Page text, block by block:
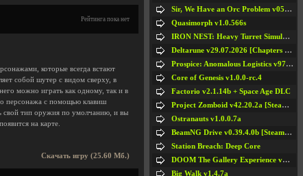
Рейтинга пока нет
которые всегда встают
собой шутер с видом сверху, в
можно играть как одному, так и в
персонажа с помощью клавиш
свой тип оружия по умолчанию, и вы
на карте.
Скачать игру (25.60 Мб.)
Sir, We Have an Orc Problem v05.08.2026
Quasimorph v1.0.566s
IRON NEST: Heavy Turret Simulator v1.0a
Deltarune v29.07.2026 [Chapters 1-5] / + RUS [Chapters 1-5]
Prospice: Anomalous Logistics v97 [Playtest]
Core of Genesis v1.0.0-rc.4
Factorio v2.1.14b + Space Age DLC
Project Zomboid v42.20.2a [Steam Early Access]
Ostranauts v1.0.0.7a
BeamNG Drive v0.39.4.0b [Steam Early Access]
Station Breach: Deep Core
DOOM The Gallery Experience v1.4.2
Big Walk v1.4.7a